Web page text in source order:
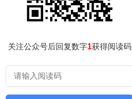
投身于快速发展的科技领域。
服务脱颖而出，该服务能够
未来的加密攻击，包括量子计
组件标准相兼容，还通过
访问。
关注公众号后回复数字1获得阅读码